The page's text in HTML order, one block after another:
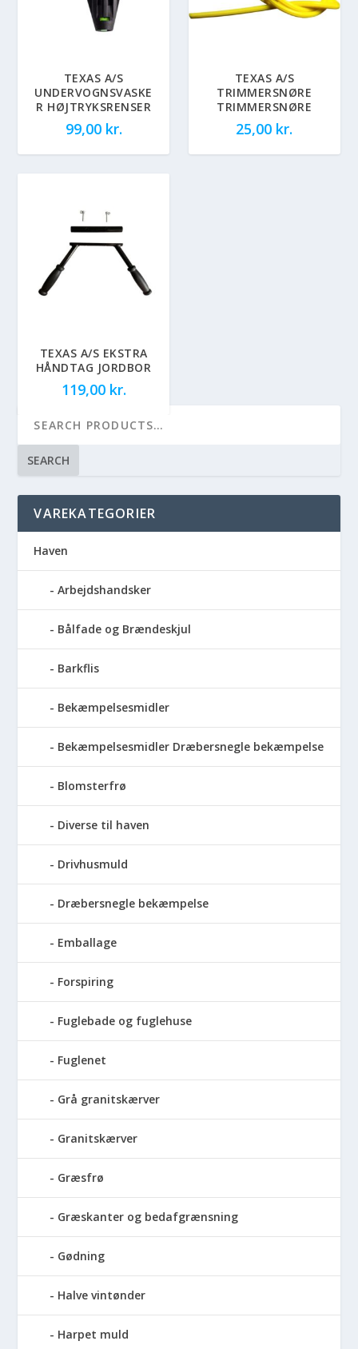
TEXAS A/S
UNDERVOGNSVASKE
R HØJTRYKSRENSER
99,00 kr.
TEXAS A/S
TRIMMERSNØRE
TRIMMERSNØRE
25,00 kr.
TEXAS A/S EKSTRA
HÅNDTAG JORDBOR
119,00 kr.
SEARCH
VAREKATEGORIER
Haven
Arbejdshandsker
Bålfade og Brændeskjul
Barkflis
Bekæmpelsesmidler
Bekæmpelsesmidler Dræbersnegle bekæmpelse
Blomsterfrø
Diverse til haven
Drivhusmuld
Dræbersnegle bekæmpelse
Emballage
Forspiring
Fuglebade og fuglehuse
Fuglenet
Grå granitskærver
Granitskærver
Græsfrø
Græskanter og bedafgrænsning
Gødning
Halve vintønder
Harpet muld